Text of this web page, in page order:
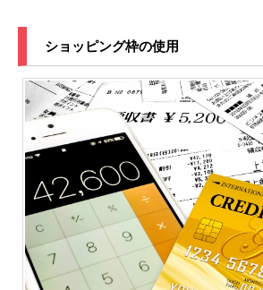
ショッピング枠の使用